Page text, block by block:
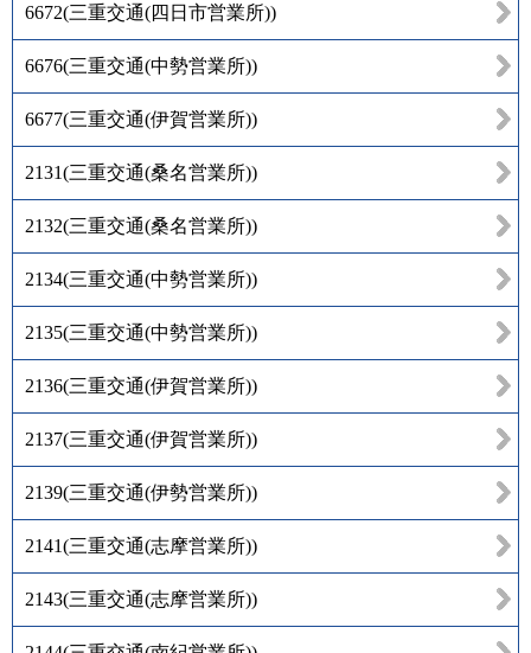
6672(三重交通(四日市営業所))
6676(三重交通(中勢営業所))
6677(三重交通(伊賀営業所))
2131(三重交通(桑名営業所))
2132(三重交通(桑名営業所))
2134(三重交通(中勢営業所))
2135(三重交通(中勢営業所))
2136(三重交通(伊賀営業所))
2137(三重交通(伊賀営業所))
2139(三重交通(伊勢営業所))
2141(三重交通(志摩営業所))
2143(三重交通(志摩営業所))